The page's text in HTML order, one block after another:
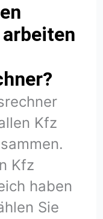
Kfz
Kfz
haben
Sie